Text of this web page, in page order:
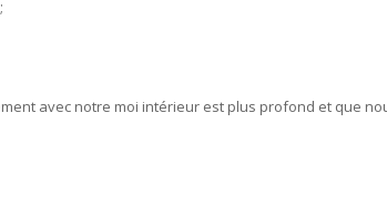
avec notre moi intérieur est plus profond et que